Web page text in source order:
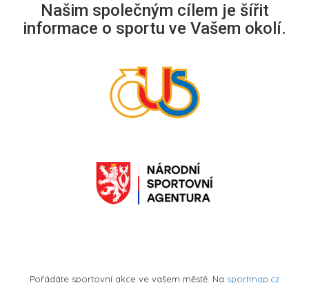
Našim společným cílem je šířit
informace o sportu ve Vašem okolí.
Pořádáte sportovní akce ve vašem městě. Na sportmap.cz